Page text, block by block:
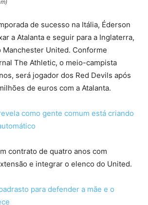
de sucesso na Itália, Éderson
a Atalanta e seguir para a Inglaterra,
Manchester United. Conforme
The Athletic, o meio-campista
será jogador dos Red Devils após
de euros com a Atalanta.
como gente comum está criando
contrato de quatro anos com
e integrar o elenco do United.
para defender a mãe e o